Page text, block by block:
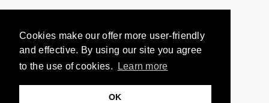
Cookies make our offer more user-friendly
and effective. By using our site you agree
to the use of cookies.
Learn more
OK